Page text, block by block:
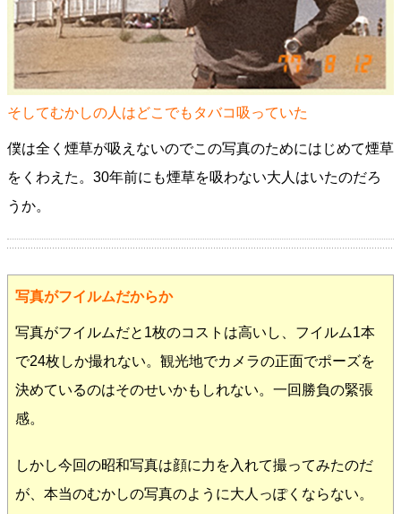
そしてむかしの人はどこでもタバコ吸っていた
僕は全く煙草が吸えないのでこの写真のためにはじめて煙草
をくわえた。30年前にも煙草を吸わない大人はいたのだろ
うか。
写真がフイルムだからか
写真がフイルムだと1枚のコストは高いし、フイルム1本
で24枚しか撮れない。観光地でカメラの正面でポーズを
決めているのはそのせいかもしれない。一回勝負の緊張
感。
しかし今回の昭和写真は顔に力を入れて撮ってみたのだ
が、本当のむかしの写真のように大人っぽくならない。